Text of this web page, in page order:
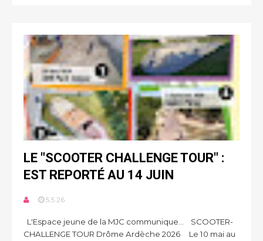
LE "SCOOTER CHALLENGE TOUR" :
EST REPORTÉ AU 14 JUIN
5.5.26
L'Espace jeune de la MJC communique… SCOOTER-
CHALLENGE TOUR Drôme Ardèche 2026 Le 10 mai au